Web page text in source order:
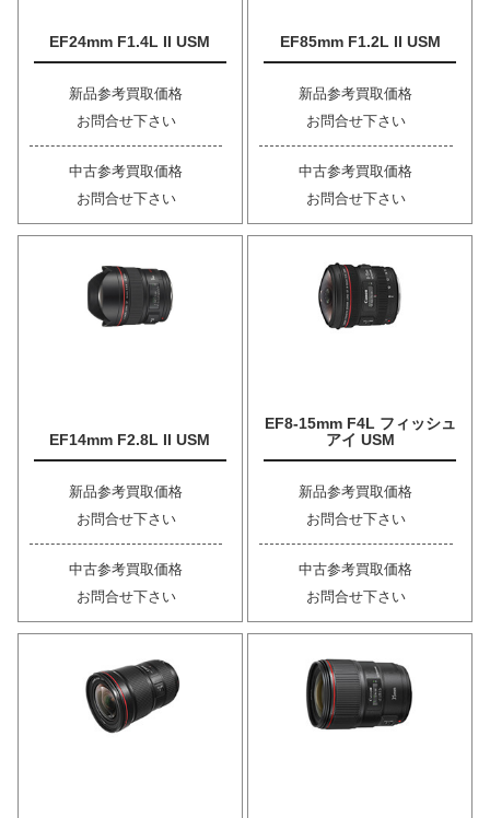
EF24mm F1.4L II USM
新品参考買取価格
お問合せ下さい
中古参考買取価格
お問合せ下さい
EF85mm F1.2L II USM
新品参考買取価格
お問合せ下さい
中古参考買取価格
お問合せ下さい
EF14mm F2.8L II USM
新品参考買取価格
お問合せ下さい
中古参考買取価格
お問合せ下さい
EF8-15mm F4L フィッシュ
アイ USM
新品参考買取価格
お問合せ下さい
中古参考買取価格
お問合せ下さい